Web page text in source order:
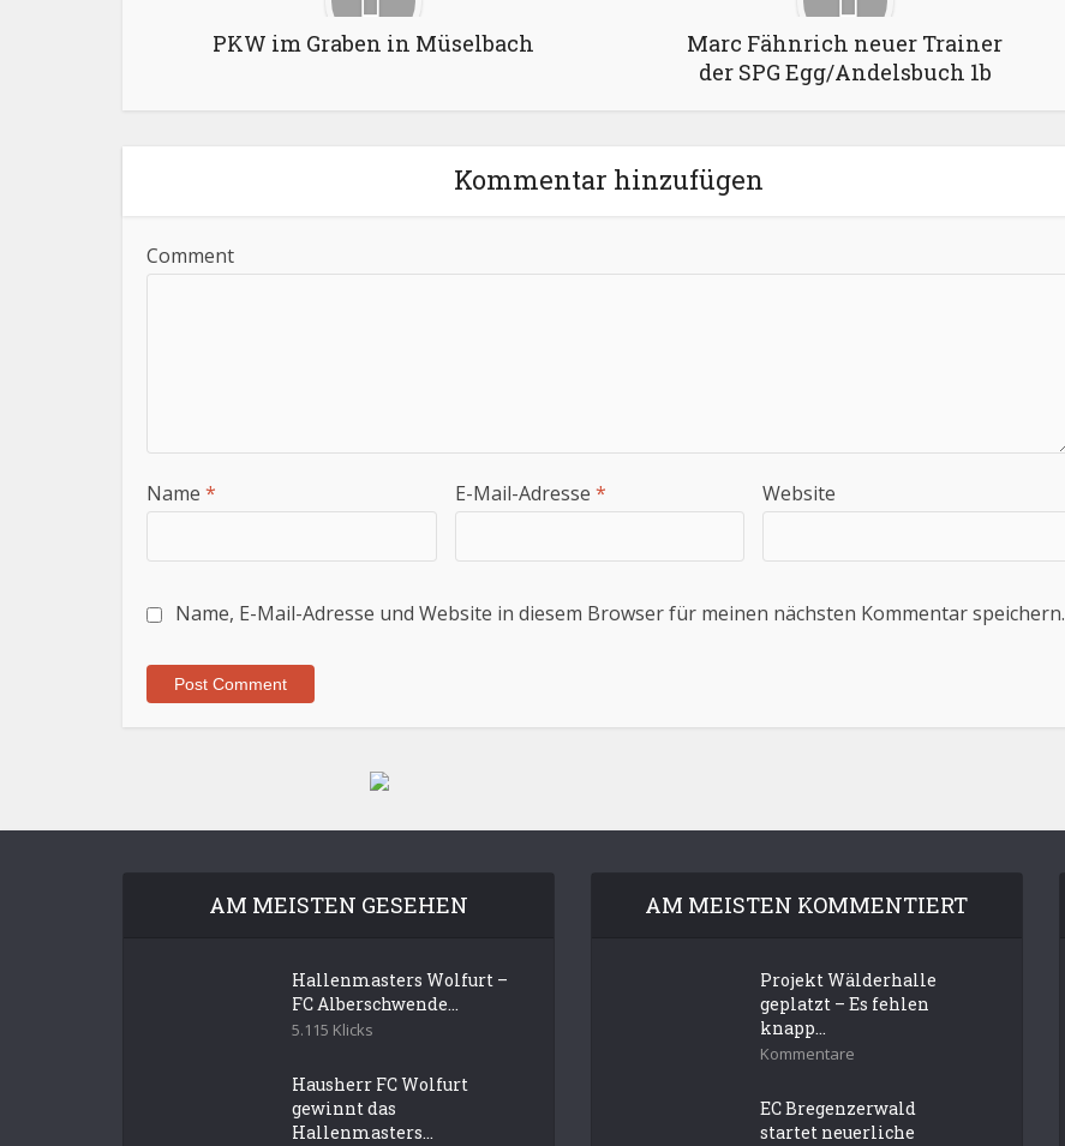
PKW im Graben in Müselbach
Marc Fähnrich neuer Trainer
der SPG Egg/Andelsbuch 1b
Kommentar hinzufügen
Comment
Name * E-Mail-Adresse * Website
Name, E-Mail-Adresse und Website in diesem Browser für meinen nächsten Kommentar speichern.
AM MEISTEN GESEHEN
Hallenmasters Wolfurt –
FC Alberschwende...
5.115 Klicks
Hausherr FC Wolfurt
gewinnt das
Hallenmasters...
AM MEISTEN KOMMENTIERT
Projekt Wälderhalle
geplatzt – Es fehlen
knapp...
Kommentare
EC Bregenzerwald
startet neuerliche